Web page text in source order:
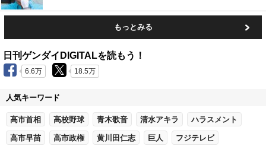
もっとみる
日刊ゲンダイDIGITALを読もう！
6.6万 18.5万
人気キーワード
高市首相 高校野球 青木歌音 清水アキラ ハラスメント
高市早苗 高市政権 黄川田仁志 巨人 フジテレビ